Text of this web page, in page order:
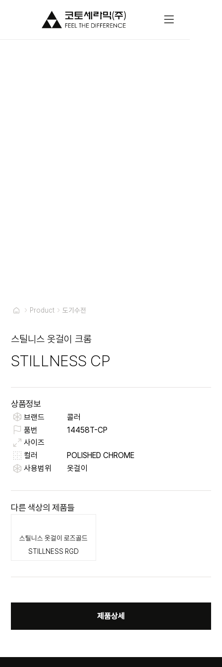
Product 도기수전
스틸니스 옷걸이 크롬
STILLNESS CP
상품정보
브랜드
콜러
품번
14458T-CP
사이즈
컬러
POLISHED CHROME
사용범위
옷걸이
다른 색상의 제품들
스틸니스 옷걸이 로즈골드
STILLNESS RGD
제품상세